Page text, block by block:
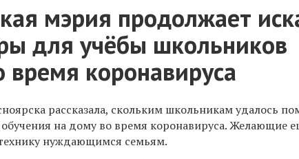
мэрия продолжает
для учёбы школьников
время коронавируса
рассказала, скольким школьникам удалось
на дому во время коронавируса. Желающие
нуждающимся семьям.